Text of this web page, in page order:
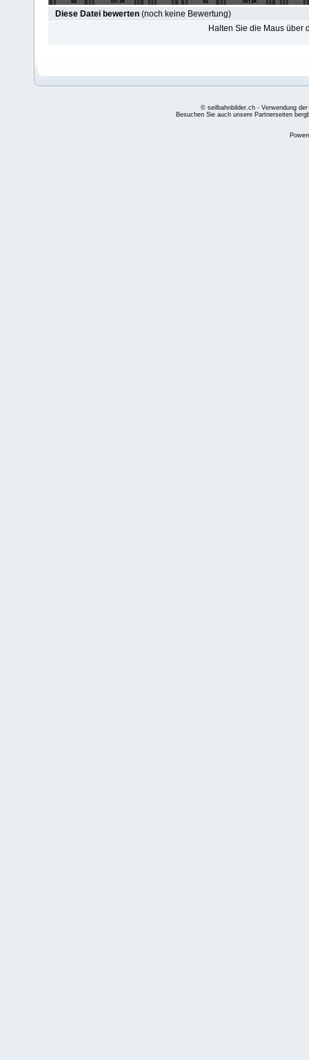
Diese Datei bewerten (noch keine Bewertung)
Halten Sie die Maus über
© seilbahnbilder.ch - Verwendung
Besuchen Sie auch unsere Partnerseiten